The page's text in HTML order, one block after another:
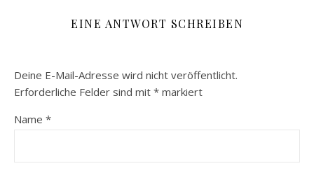
EINE ANTWORT SCHREIBEN
Deine E-Mail-Adresse wird nicht veröffentlicht.
Erforderliche Felder sind mit * markiert
Name *